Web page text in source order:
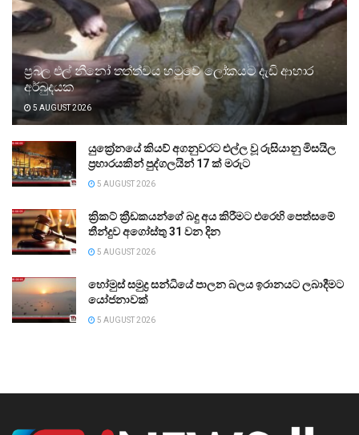
ප්‍රබල එල් නීනෝ තත්ත්වය හමුවේ ලෝකයට දැඩි ආහාර
අර්බුදයක
5 AUGUST 2026
යුක්‍රේනයේ කියව් අගනුවරට එල්ල වූ රුසියානු මිසයිල
ප්‍රහාරයකින් පුද්ගලයින් 17 ක් මරුට
5 AUGUST 2026
ක්‍රිකට් ක්‍රීඩකයන්ගේ බදු අය කිරීමට එරෙහි පෙත්සමේ
තීන්දුව අගෝස්තු 31 වන දින
5 AUGUST 2026
හෝමුස් සමුද්‍ර සන්ධියේ පාලන බලය ඉරානයට ලබාදීමට
යෝජනාවක්
5 AUGUST 2026